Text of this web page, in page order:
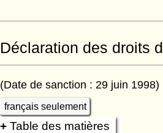
Déclaration des droits
(Date de sanction : 29 juin 1998)
français seulement
Table des matières